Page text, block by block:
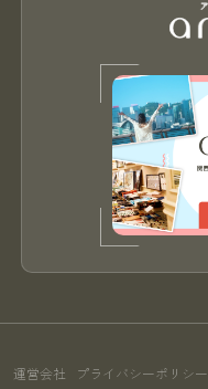
運営会社 プライバシーポリシー